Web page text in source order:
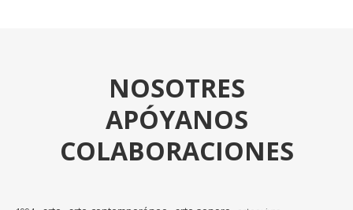
NOSOTRES
APÓYANOS
COLABORACIONES